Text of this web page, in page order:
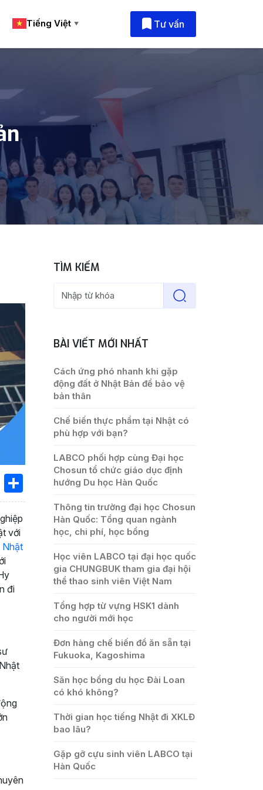
Tiếng Việt ▼ Tư vấn
X Share
với
Nhật
đi
TÌM KIẾM
BÀI VIẾT MỚI NHẤT
Cách ứng phó nhanh khi gặp
động đất ở Nhật Bản để bảo vệ
bản thân
Chế biến thực phẩm tại Nhật có
phù hợp với bạn?
LABCO phối hợp cùng Đại học
Chosun tổ chức giáo dục định
hướng Du học Hàn Quốc
Thông tin trường đại học Chosun
Hàn Quốc: Tổng quan ngành
học, chi phí, học bổng
Học viên LABCO tại đại học quốc
gia CHUNGBUK tham gia đại hội
thể thao sinh viên Việt Nam
Tổng hợp từ vựng HSK1 dành
cho người mới học
Đơn hàng chế biến đồ ăn sẵn tại
Fukuoka, Kagoshima
Săn học bổng du học Đài Loan
có khó không?
Thời gian học tiếng Nhật đi XKLĐ
bao lâu?
Gặp gỡ cựu sinh viên LABCO tại
Hàn Quốc